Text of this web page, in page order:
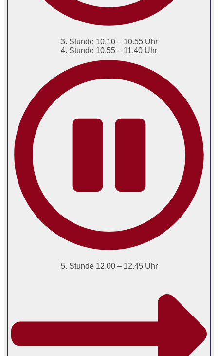
3. Stunde 10.10 – 10.55 Uhr
4. Stunde 10.55 – 11.40 Uhr
5. Stunde 12.00 – 12.45 Uhr